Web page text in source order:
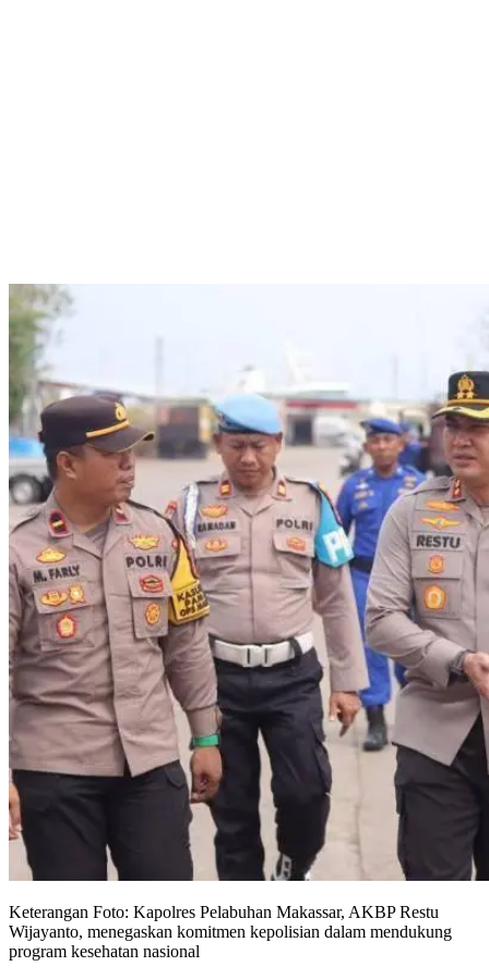
Keterangan Foto: Kapolres Pelabuhan Makassar, AKBP Restu
Wijayanto, menegaskan komitmen kepolisian dalam mendukung
program kesehatan nasional